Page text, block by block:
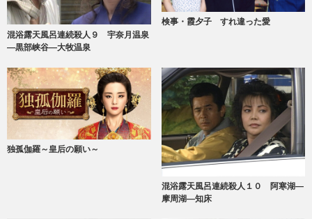
混浴露天風呂連続殺人９ 宇奈月温泉
―黒部峡谷―大牧温泉
検事・霞夕子 すれ違った愛
独孤伽羅～皇后の願い～
混浴露天風呂連続殺人１０ 阿寒湖―
摩周湖―知床